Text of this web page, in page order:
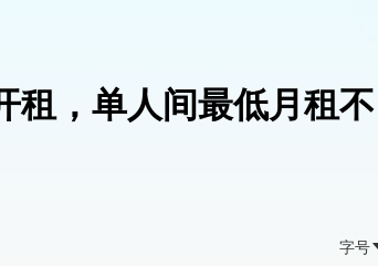
租，单人间最低月租不
字号